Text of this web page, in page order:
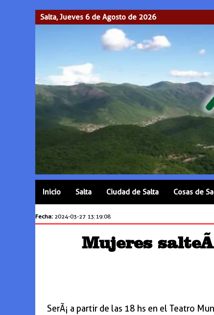
Salta, Jueves 6 de Agosto de 2026
Inicio Salta Ciudad de Salta Cosas de
Fecha: 2024-03-27 13:19:08
Mujeres
SerÃ¡ a partir de las 18 hs en el Teatro